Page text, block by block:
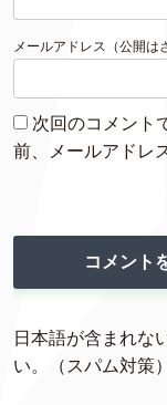
メールアドレス（公開は
次回のコメント
前、メールアドレ
日本語が含まれな
い。（スパム対策）